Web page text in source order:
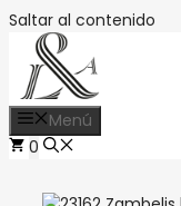
Saltar al contenido
Menú
0